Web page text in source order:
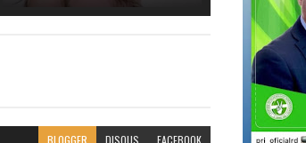
BLOGGER DISQUS FACEBOOK